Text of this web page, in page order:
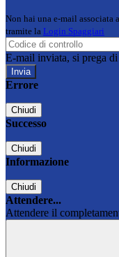
Non hai una e-mail associata
tramite la Login Spaggiari
E-mail inviata, si prega
Errore
Chiudi
Successo
Chiudi
Informazione
Chiudi
Attendere...
Attendere il